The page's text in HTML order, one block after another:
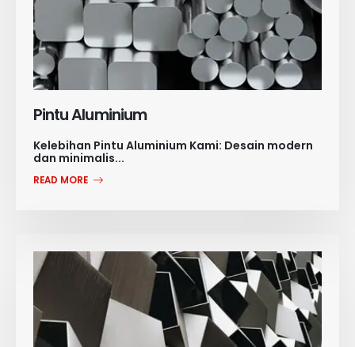
Pintu Aluminium
Kelebihan Pintu Aluminium Kami: Desain modern
dan minimalis...
READ MORE